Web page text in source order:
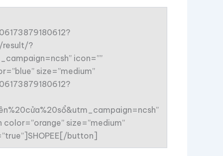
result/?
icon=””
size=”medium”
size=”medium”
button]